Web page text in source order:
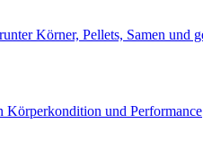
und Performance